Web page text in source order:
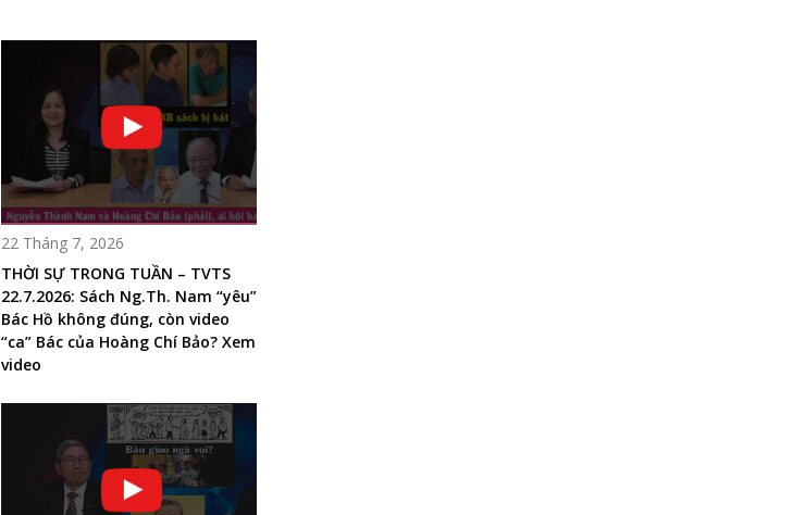
22 Tháng 7, 2026
THỜI SỰ TRONG TUẦN – TVTS
22.7.2026: Sách Ng.Th. Nam “yêu”
Bác Hồ không đúng, còn video
“ca” Bác của Hoàng Chí Bảo? Xem
video